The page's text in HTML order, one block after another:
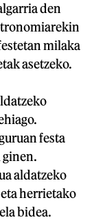
den
milaka
asetzeko.
festa
ginen.
aldatzeko
herrietako
bidea.